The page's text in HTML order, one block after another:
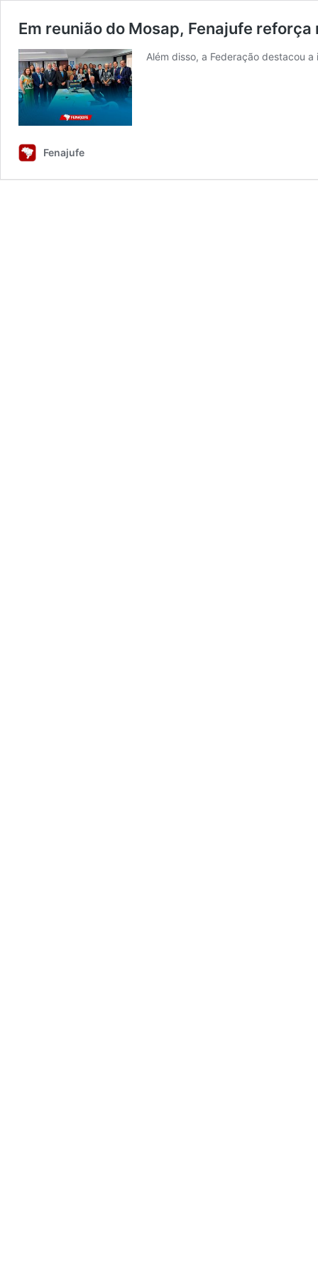
Em reunião do Mosap, Fenajufe
Além disso, a Federação destacou
Fenajufe